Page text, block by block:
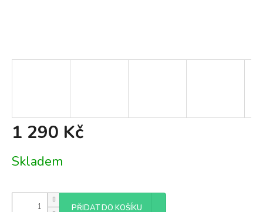
1 290 Kč
cena:
Skladem
PŘIDAT DO KOŠÍKU